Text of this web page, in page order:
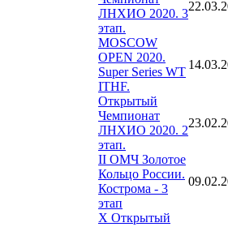
ЛНХИО 2020. 3
этап.
MOSCOW
OPEN 2020.
Super Series WT
ITHF.
Открытый
Чемпионат
ЛНХИО 2020. 2
этап.
II ОМЧ Золотое
Кольцо России.
Кострома - 3
этап
X Открытый